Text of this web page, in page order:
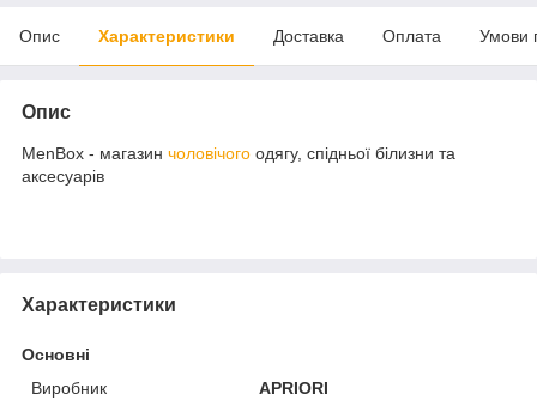
Опис Характеристики Доставка Оплата Умови
Опис
MenBox - магазин чоловічого одягу, спідньої білизни та
аксесуарів
Характеристики
Основні
Виробник
APRIORI